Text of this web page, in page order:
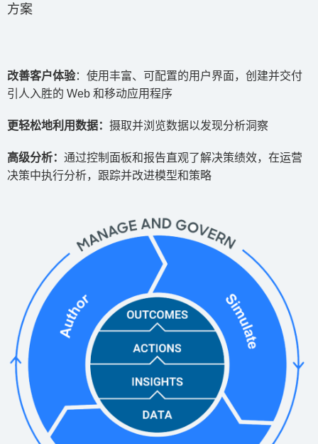
方案
改善客户体验： 使用丰富、可配置的用户界面，创建并交付
引人入胜的 Web 和移动应用程序
更轻松地利用数据： 摄取并浏览数据以发现分析洞察
高级分析： 通过控制面板和报告直观了解决策绩效，在运营
决策中执行分析，跟踪并改进模型和策略